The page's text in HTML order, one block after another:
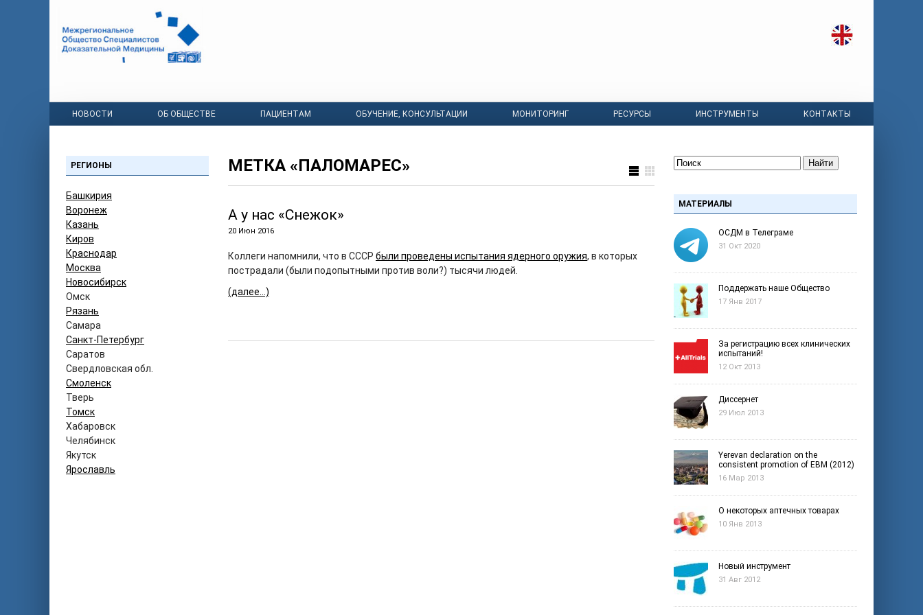
НОВОСТИ ОБ ОБЩЕСТВЕ ПАЦИЕНТАМ ОБУЧЕНИЕ, КОНСУЛЬТАЦИИ МОНИТОРИНГ РЕСУРСЫ ИНСТРУМЕНТЫ КОНТАКТЫ
РЕГИОНЫ
Башкирия
Воронеж
Казань
Киров
Краснодар
Москва
Новосибирск
Омск
Рязань
Самара
Санкт-Петербург
Саратов
Свердловская обл.
Смоленск
Тверь
Томск
Хабаровск
Челябинск
Якутск
Ярославль
МЕТКА «ПАЛОМАРЕС»
А у нас «Снежок»
20 Июн 2016
Коллеги напомнили, что в СССР были проведены испытания ядерного оружия, в которых
пострадали (были подопытными против воли?) тысячи людей.
(далее…)
Найти
МАТЕРИАЛЫ
ОСДМ в Телеграме
31 Окт 2020
Поддержать наше Общество
17 Янв 2017
За регистрацию всех клинических
испытаний!
12 Окт 2013
Диссернет
29 Июл 2013
Yerevan declaration on the
consistent promotion of EBM (2012)
16 Мар 2013
О некоторых аптечных товарах
10 Янв 2013
Новый инструмент
31 Авг 2012